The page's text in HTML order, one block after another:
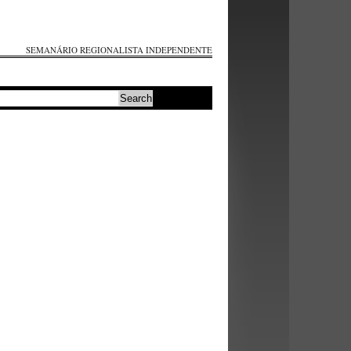
SEMANÁRIO REGIONALISTA INDEPENDENTE